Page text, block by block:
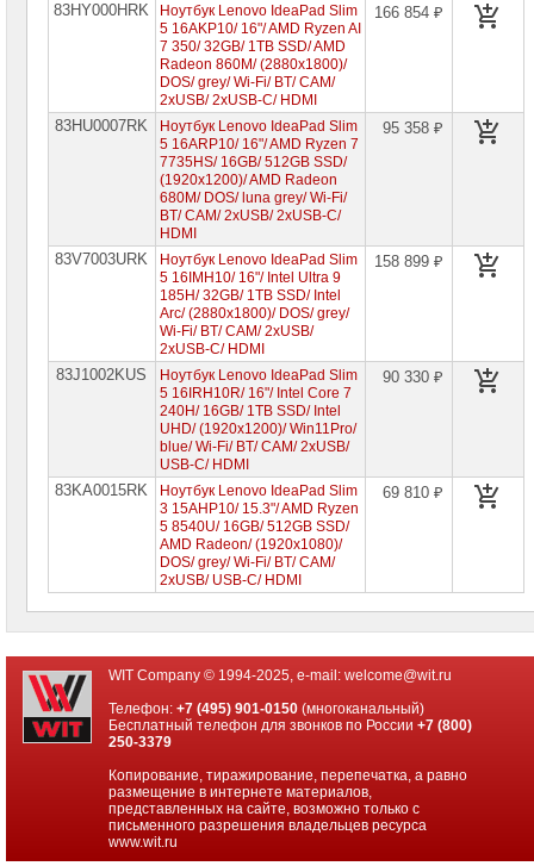
83HY000HRK
Ноутбук Lenovo IdeaPad Slim
5 16AKP10/ 16"/ AMD Ryzen AI
7 350/ 32GB/ 1TB SSD/ AMD
Radeon 860M/ (2880x1800)/
DOS/ grey/ Wi-Fi/ BT/ CAM/
2xUSB/ 2xUSB-C/ HDMI
166 854 ₽
83HU0007RK
Ноутбук Lenovo IdeaPad Slim
5 16ARP10/ 16"/ AMD Ryzen 7
7735HS/ 16GB/ 512GB SSD/
(1920x1200)/ AMD Radeon
680M/ DOS/ luna grey/ Wi-Fi/
BT/ CAM/ 2xUSB/ 2xUSB-C/
HDMI
95 358 ₽
83V7003URK
Ноутбук Lenovo IdeaPad Slim
5 16IMH10/ 16"/ Intel Ultra 9
185H/ 32GB/ 1TB SSD/ Intel
Arc/ (2880x1800)/ DOS/ grey/
Wi-Fi/ BT/ CAM/ 2xUSB/
2xUSB-C/ HDMI
158 899 ₽
83J1002KUS
Ноутбук Lenovo IdeaPad Slim
5 16IRH10R/ 16"/ Intel Core 7
240H/ 16GB/ 1TB SSD/ Intel
UHD/ (1920x1200)/ Win11Pro/
blue/ Wi-Fi/ BT/ CAM/ 2xUSB/
USB-C/ HDMI
90 330 ₽
83KA0015RK
Ноутбук Lenovo IdeaPad Slim
3 15AHP10/ 15.3"/ AMD Ryzen
5 8540U/ 16GB/ 512GB SSD/
AMD Radeon/ (1920x1080)/
DOS/ grey/ Wi-Fi/ BT/ CAM/
2xUSB/ USB-C/ HDMI
69 810 ₽
WIT Company © 1994-2025, e-mail: welcome@wit.ru
Телефон:+7 (495) 901-0150 (многоканальный)
Бесплатный телефон для звонков по России+7 (800)
250-3379
Копирование, тиражирование, перепечатка, а равно
размещение в интернете материалов,
представленных на сайте, возможно только с
письменного разрешения владельцев ресурса
www.wit.ru